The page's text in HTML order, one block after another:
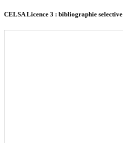
CELSA Licence 3 : bibliographie selective